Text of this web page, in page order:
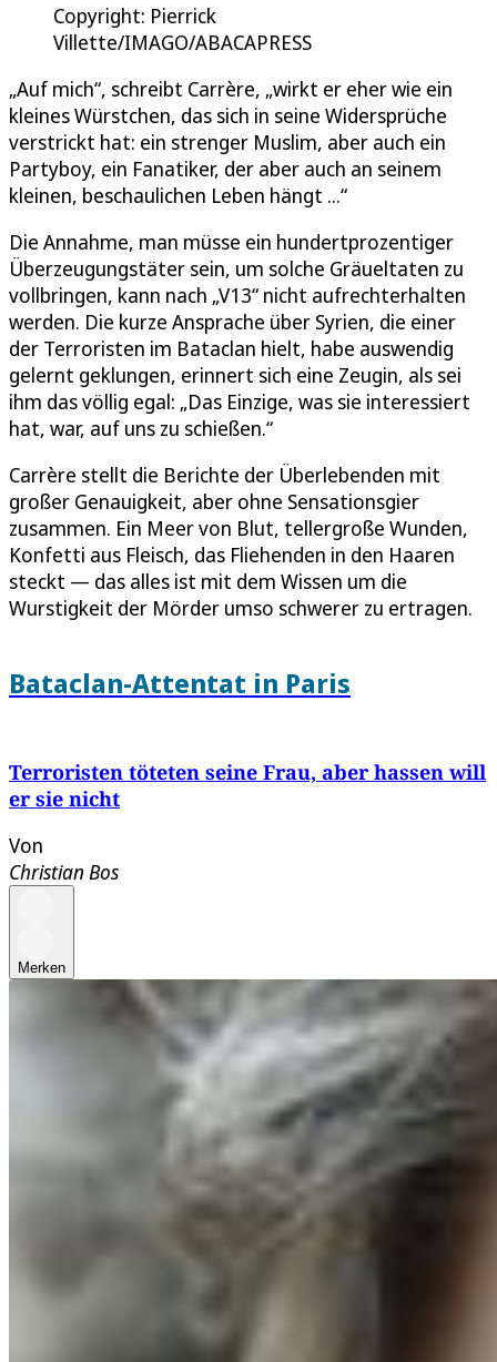
Copyright: Pierrick
Villette/IMAGO/ABACAPRESS
„Auf mich“, schreibt Carrère, „wirkt er eher wie ein
kleines Würstchen, das sich in seine Widersprüche
verstrickt hat: ein strenger Muslim, aber auch ein
Partyboy, ein Fanatiker, der aber auch an seinem
kleinen, beschaulichen Leben hängt ...“
Die Annahme, man müsse ein hundertprozentiger
Überzeugungstäter sein, um solche Gräueltaten zu
vollbringen, kann nach „V13“ nicht aufrechterhalten
werden. Die kurze Ansprache über Syrien, die einer
der Terroristen im Bataclan hielt, habe auswendig
gelernt geklungen, erinnert sich eine Zeugin, als sei
ihm das völlig egal: „Das Einzige, was sie interessiert
hat, war, auf uns zu schießen.“
Carrère stellt die Berichte der Überlebenden mit
großer Genauigkeit, aber ohne Sensationsgier
zusammen. Ein Meer von Blut, tellergroße Wunden,
Konfetti aus Fleisch, das Fliehenden in den Haaren
steckt — das alles ist mit dem Wissen um die
Wurstigkeit der Mörder umso schwerer zu ertragen.
Bataclan-Attentat in Paris
Terroristen töteten seine Frau, aber hassen will
er sie nicht
Von
Christian Bos
Merken